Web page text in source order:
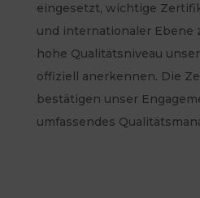
eingesetzt, wichtige
und internationaler Ebene
hohe Qualitätsniveau
offiziell anerkennen. Die
bestätigen unser
umfassendes